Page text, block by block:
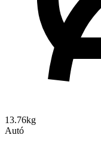
13.76kg
Autó